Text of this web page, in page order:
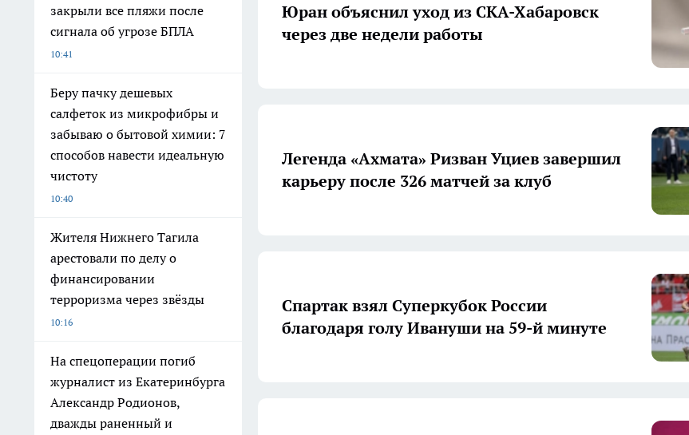
закрыли все пляжи после
сигнала об угрозе БПЛА
10:41
Беру пачку дешевых
салфеток из микрофибры и
забываю о бытовой химии: 7
способов навести идеальную
чистоту
10:40
Жителя Нижнего Тагила
арестовали по делу о
финансировании
терроризма через звёзды
10:16
На спецоперации погиб
журналист из Екатеринбурга
Александр Родионов,
дважды раненный и
Юран объяснил уход из СКА-Хабаровск
через две недели работы
Легенда «Ахмата» Ризван Уциев завершил
карьеру после 326 матчей за клуб
Спартак взял Суперкубок России
благодаря голу Ивануши на 59-й минуте